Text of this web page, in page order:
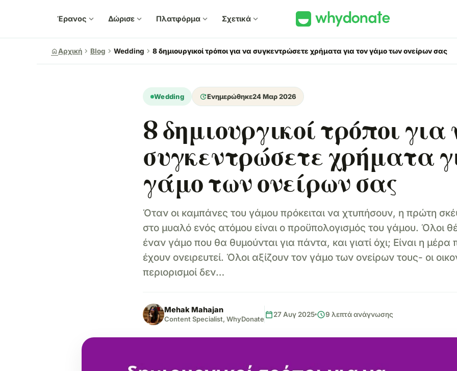
Έρανος expand_more Δώρισε expand_more Πλατφόρμα expand_more Σχετικά expand_more
homeΑρχική chevron_right Blog chevron_right Wedding chevron_right 8 δημιουργικοί τρόποι για να συγκεντρώσετε χρήματα για τον γάμο των ονείρων σας
Wedding updateΕνημερώθηκε24 Μαρ 2026
8 δημιουργικοί τρόποι για
συγκεντρώσετε χρήματα
γάμο των ονείρων σας
Όταν οι καμπάνες του γάμου πρόκειται να χτυπήσουν, η πρώτη
στο μυαλό ενός ατόμου είναι ο προϋπολογισμός του γάμου. Όλοι
έναν γάμο που θα θυμούνται για πάντα, και γιατί όχι; Είναι η μέρα
έχουν ονειρευτεί. Όλοι αξίζουν τον γάμο των ονείρων τους- οι
περιορισμοί δεν…
Mehak Mahajan
Content Specialist, WhyDonate calendar_today27 Αυγ 2025 schedule9 λεπτά ανάγνωσης